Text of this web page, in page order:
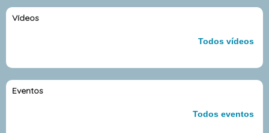
Vídeos
Todos vídeos
Eventos
Todos eventos